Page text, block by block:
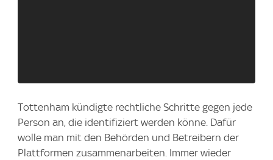
Tottenham kündigte rechtliche Schritte gegen jede
Person an, die identifiziert werden könne. Dafür
wolle man mit den Behörden und Betreibern der
Plattformen zusammenarbeiten. Immer wieder